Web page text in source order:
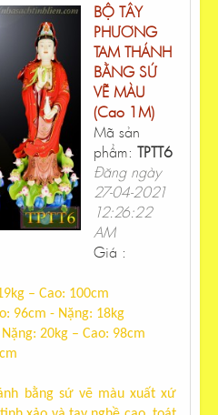
BỘ TÂY
PHƯƠNG
TAM THÁNH
BẰNG SỨ
VẼ MÀU
(Cao 1M)
Mã sản
phẩm: TPTT6
Đăng ngày
27-04-2021
12:26:22
AM
Giá :
kg – Cao: 100cm
96cm - Nặng: 18kg
Nặng: 20kg – Cao: 98cm
bằng sứ vẽ màu xuất xứ